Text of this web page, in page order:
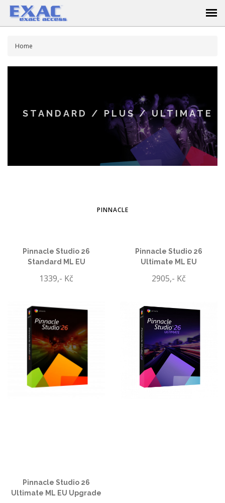
Home
STANDARD / PLUS / ULTIMATE
PINNACLE
Pinnacle Studio 26
Standard ML EU
1339,- Kč
Pinnacle Studio 26
Ultimate ML EU
2905,- Kč
Pinnacle Studio 26
Ultimate ML EU Upgrade